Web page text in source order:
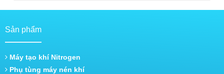
Sản phẩm
Máy tạo khí Nitrogen
Phụ tùng máy nén khí